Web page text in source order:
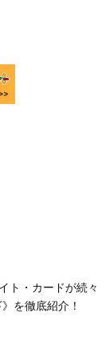
ト・カードが続々
を徹底紹介！